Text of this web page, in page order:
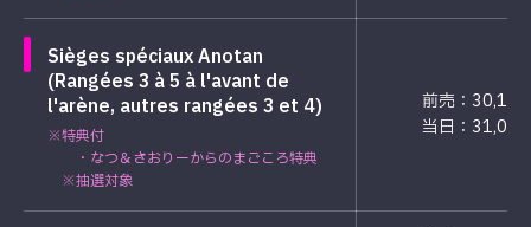
Sièges spéciaux Anotan
(Rangées 3 à 5 à l'avant de
l'arène, autres rangées 3 et 4)
※特典付
・なつ＆さおりーからのまごころ特典
※抽選対象
前売：
当日：